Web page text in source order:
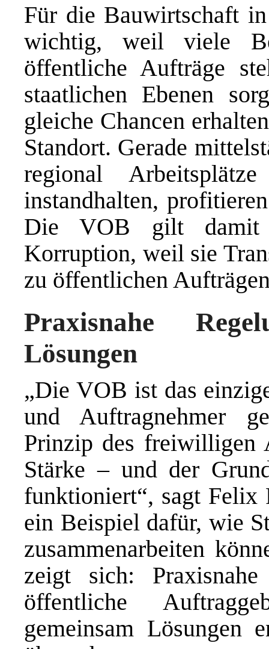
Für die Bauwirtschaft
wichtig, weil viele
öffentliche Aufträge
staatlichen Ebenen
gleiche Chancen
Standort. Gerade
regional
instandhalten,
Die VOB gilt damit
Korruption, weil sie
zu öffentlichen
Praxisnahe
Lösungen
„Die VOB ist das
und Auftragnehmer
Prinzip des freiwilligen
Stärke – und der
funktioniert“, sagt
ein Beispiel dafür, wie
zusammenarbeiten
zeigt sich:
öffentliche
gemeinsam Lösungen